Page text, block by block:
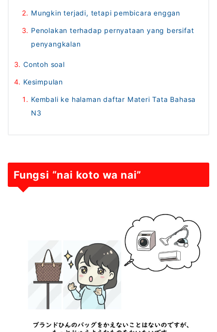
Mungkin terjadi, tetapi pembicara enggan
Penolakan terhadap pernyataan yang bersifat
penyangkalan
Contoh soal
Kesimpulan
Kembali ke halaman daftar Materi Tata Bahasa
N3
Fungsi “nai koto wa nai”